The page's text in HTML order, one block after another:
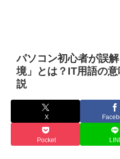
パソコン初心者が誤
境」とは？IT用語の
説
X
Pocket